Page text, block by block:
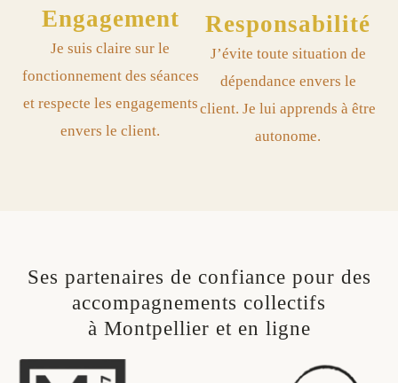
Engagement
Je suis claire sur le
fonctionnement des séances
et respecte les engagements
envers le client.
Responsabilité ​
J’évite toute situation de
dépendance envers le
client. Je lui apprends à être
autonome.
Ses partenaires de confiance pour des
accompagnements collectifs
à Montpellier et en ligne